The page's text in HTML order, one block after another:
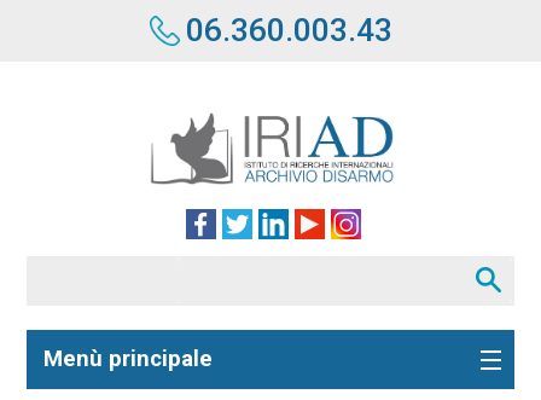
06.360.003.43
Menù principale